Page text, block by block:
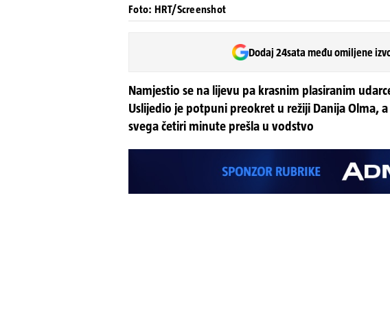
Foto: HRT/Screenshot
Dodaj 24sata među omiljene
Namjestio se na lijevu pa krasnim plasiranim
Uslijedio je potpuni preokret u režiji Danija Olma,
svega četiri minute prešla u vodstvo